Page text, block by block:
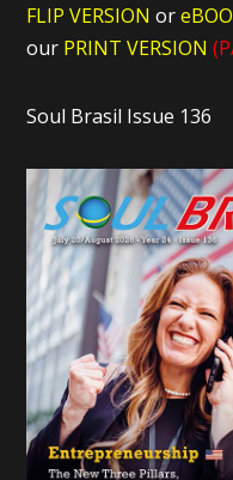
FLIP VERSION or
our PRINT VERSION
Soul Brasil Issue 136